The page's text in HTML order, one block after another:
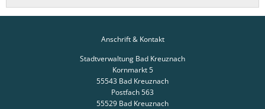
Anschrift & Kontakt
Stadtverwaltung Bad Kreuznach
Kornmarkt 5
55543 Bad Kreuznach
Postfach 563
55529 Bad Kreuznach